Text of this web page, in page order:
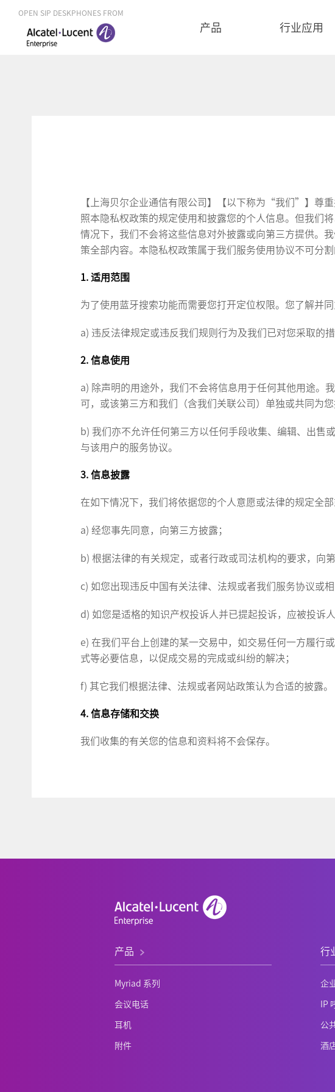
OPEN SIP DESKPHONES FROM
产品 行业应用
【上海贝尔企业通信有限公司】【以下称为“我们”】尊
照本隐私权政策的规定使用和披露您的个人信息。但我们
情况下，我们不会将这些信息对外披露或向第三方提供。
策全部内容。本隐私权政策属于我们服务使用协议不可分
1. 适用范围
为了使用蓝牙搜索功能而需要您打开定位权限。您了解并
a) 违反法律规定或违反我们规则行为及我们已对您采取的措
2. 信息使用
a) 除声明的用途外，我们不会将信息用于任何其他用途。
可，或该第三方和我们（含我们关联公司）单独或共同为
b) 我们亦不允许任何第三方以任何手段收集、编辑、出售
与该用户的服务协议。
3. 信息披露
在如下情况下，我们将依据您的个人意愿或法律的规定全
a) 经您事先同意，向第三方披露；
b) 根据法律的有关规定，或者行政或司法机构的要求，向
c) 如您出现违反中国有关法律、法规或者我们服务协议或
d) 如您是适格的知识产权投诉人并已提起投诉，应被投诉
e) 在我们平台上创建的某一交易中，如交易任何一方履行
式等必要信息，以促成交易的完成或纠纷的解决；
f) 其它我们根据法律、法规或者网站政策认为合适的披露。
4. 信息存储和交换
我们收集的有关您的信息和资料将不会保存。
产品
Myriad 系列
会议电话
耳机
附件
行
企
IP
公
酒